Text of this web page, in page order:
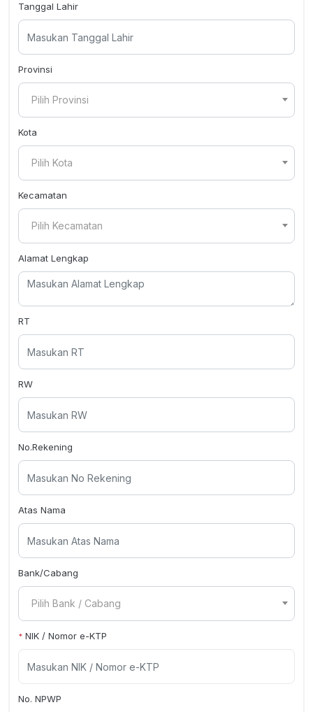
Tanggal Lahir
Provinsi
Pilih Provinsi
Kota
Pilih Kota
Kecamatan
Pilih Kecamatan
Alamat Lengkap
RT
RW
No.Rekening
Atas Nama
Bank/Cabang
Pilih Bank / Cabang
* NIK / Nomor e-KTP
No. NPWP